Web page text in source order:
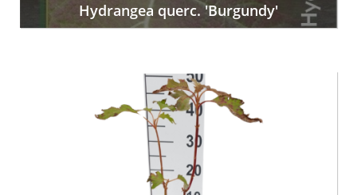
Hydrangea querc. 'Burgundy'